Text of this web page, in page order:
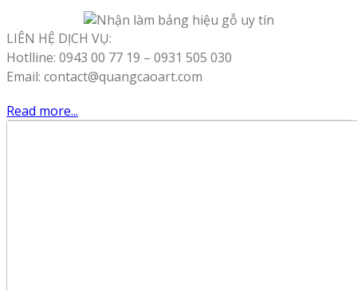
LIÊN HỆ DỊCH VỤ:
Hotlline: 0943 00 77 19 – 0931 505 030
Email: contact@quangcaoart.com
Read more...